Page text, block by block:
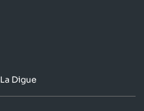
La Digue